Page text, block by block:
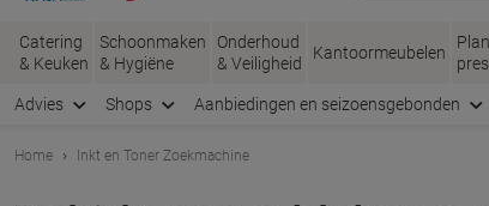
Catering
& Keuken
Schoonmaken
& Hygiëne
Onderhoud
& Veiligheid
Kantoormeubelen
Advies Shops Aanbiedingen en seizoensgebonden
Home Inkt en Toner Zoekmachine